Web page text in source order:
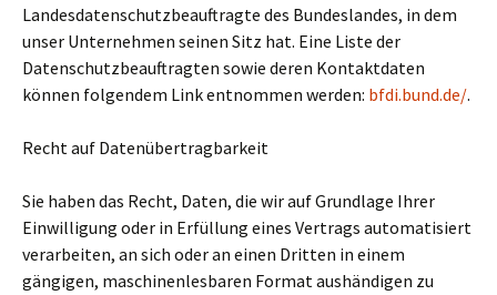
Landesdatenschutzbeauftragte des Bundeslandes, in dem
unser Unternehmen seinen Sitz hat. Eine Liste der
Datenschutzbeauftragten sowie deren Kontaktdaten
können folgendem Link entnommen werden: bfdi.bund.de/.
Recht auf Datenübertragbarkeit
Sie haben das Recht, Daten, die wir auf Grundlage Ihrer
Einwilligung oder in Erfüllung eines Vertrags automatisiert
verarbeiten, an sich oder an einen Dritten in einem
gängigen, maschinenlesbaren Format aushändigen zu